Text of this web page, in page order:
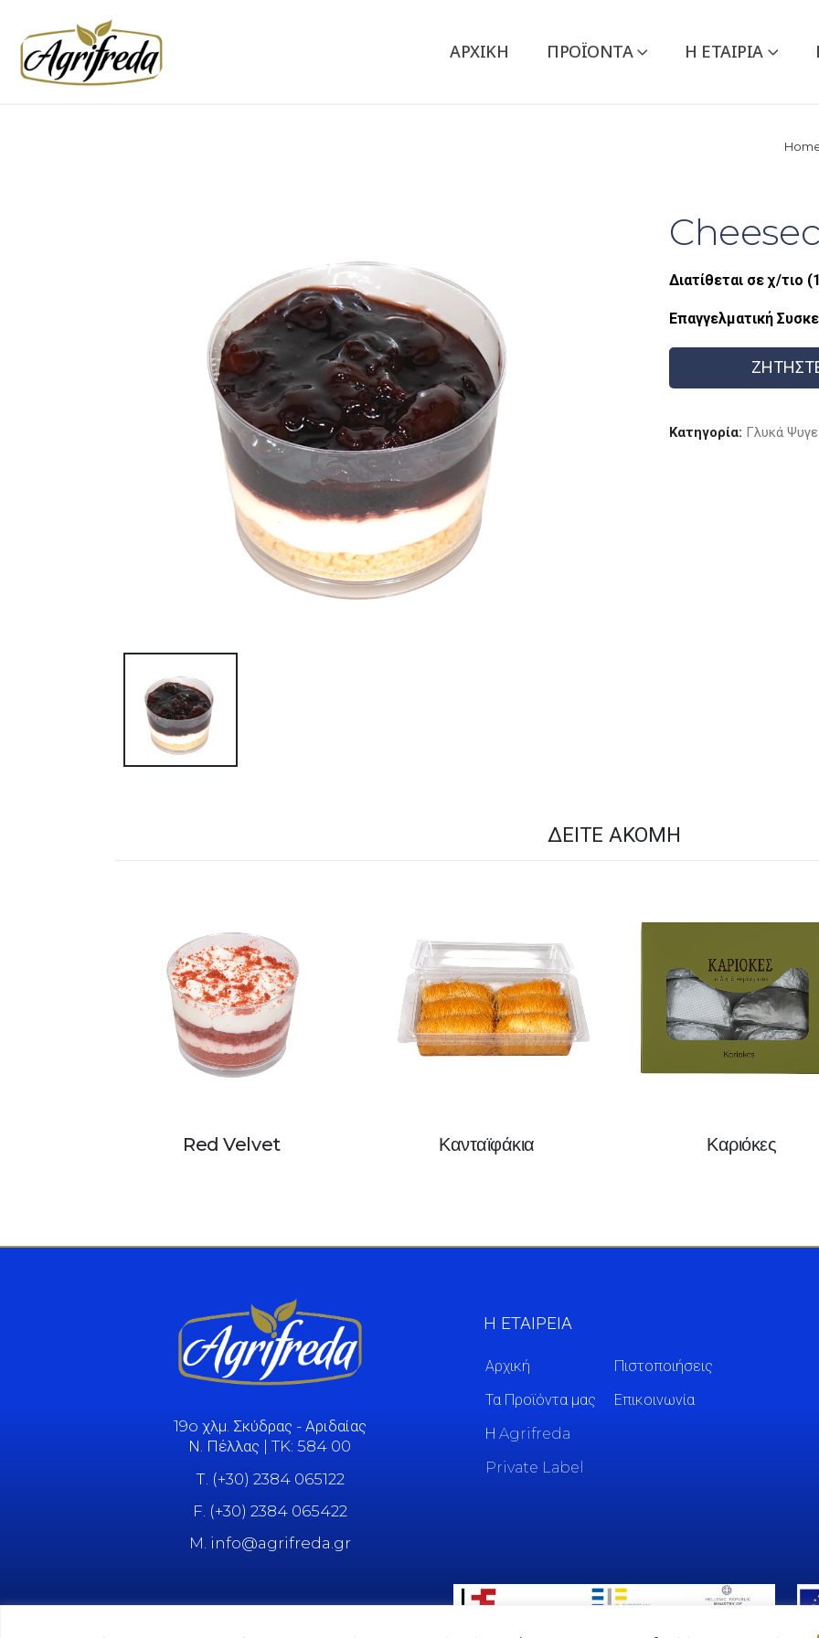
ΑΡΧΙΚΉ ΠΡΟΪΌΝΤΑ Η ΕΤΑΙΡΙΑ
Διατίθεται σε χ/τιο
Επαγγελματική
Κατηγορία: Γλυκά
ΔΕΊΤΕ ΑΚΌΜΗ
Red Velvet Κανταϊφάκια Καριόκες
19o χλμ. Σκύδρας - Αριδαίας
Ν. Πέλλας | TK: 584 00
Τ. (+30) 2384 065122
F. (+30) 2384 065422
M. info@agrifreda.gr
Η ΕΤΑΙΡΕΙΑ
Αρχική
Τα Προϊόντα μας
Η Agrifreda
Private Label
Πιστοποιήσεις
Επικοινωνία